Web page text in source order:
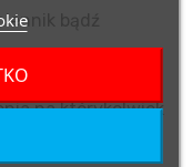
bądź
dziennego
na którykolwiek
karmiącym